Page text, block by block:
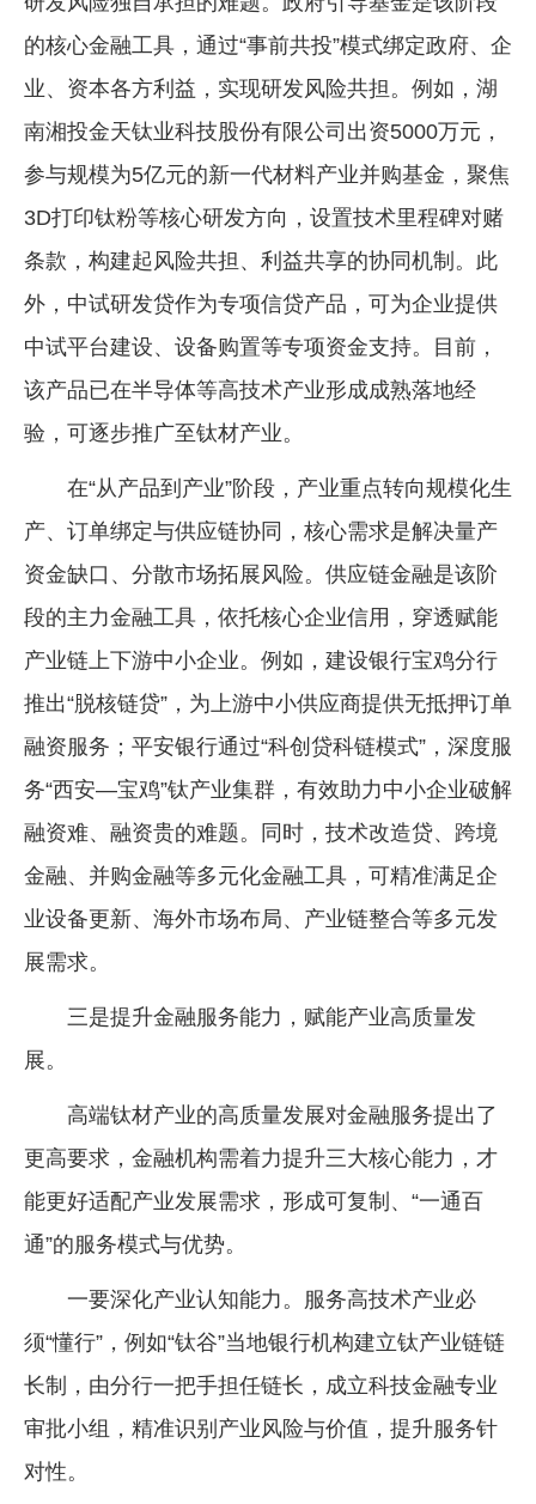
的核心金融工具，通过“事前共投”模式绑定政府、企
业、资本各方利益，实现研发风险共担。例如，湖
南湘投金天钛业科技股份有限公司出资5000万元，
参与规模为5亿元的新一代材料产业并购基金，聚焦
3D打印钛粉等核心研发方向，设置技术里程碑对赌
条款，构建起风险共担、利益共享的协同机制。此
外，中试研发贷作为专项信贷产品，可为企业提供
中试平台建设、设备购置等专项资金支持。目前，
该产品已在半导体等高技术产业形成成熟落地经
验，可逐步推广至钛材产业。
在“从产品到产业”阶段，产业重点转向规模化生
产、订单绑定与供应链协同，核心需求是解决量产
资金缺口、分散市场拓展风险。供应链金融是该阶
段的主力金融工具，依托核心企业信用，穿透赋能
产业链上下游中小企业。例如，建设银行宝鸡分行
推出“脱核链贷”，为上游中小供应商提供无抵押订单
融资服务；平安银行通过“科创贷科链模式”，深度服
务“西安—宝鸡”钛产业集群，有效助力中小企业破解
融资难、融资贵的难题。同时，技术改造贷、跨境
金融、并购金融等多元化金融工具，可精准满足企
业设备更新、海外市场布局、产业链整合等多元发
展需求。
三是提升金融服务能力，赋能产业高质量发
展。
高端钛材产业的高质量发展对金融服务提出了
更高要求，金融机构需着力提升三大核心能力，才
能更好适配产业发展需求，形成可复制、“一通百
通”的服务模式与优势。
一要深化产业认知能力。服务高技术产业必
须“懂行”，例如“钛谷”当地银行机构建立钛产业链链
长制，由分行一把手担任链长，成立科技金融专业
审批小组，精准识别产业风险与价值，提升服务针
对性。